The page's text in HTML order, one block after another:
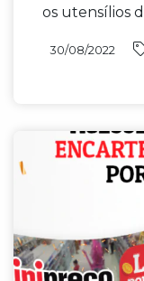
os utensílios
30/08/2022